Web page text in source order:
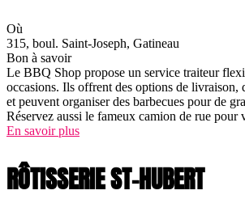
Où
315, boul. Saint-Joseph, Gatineau
Bon à savoir
Le BBQ Shop propose un service traiteur
occasions. Ils offrent des options de livraison,
et peuvent organiser des barbecues pour de
Réservez aussi le fameux camion de rue pour
En savoir plus
RÔTISSERIE ST-HUBERT